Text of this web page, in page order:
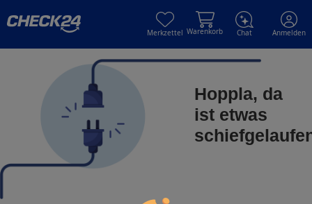
Merkzettel Warenkorb Chat Anmelden
Hoppla, da
ist etwas